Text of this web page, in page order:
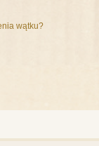
wątku?